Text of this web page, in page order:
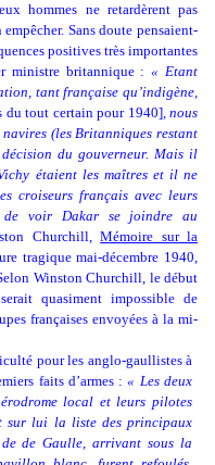
hommes ne retardèrent pas
Sans doute pensaient-
positives très importantes
ministre britannique :«Etant
tant française qu’indigène,
du tout certain pour 1940], nous
(les Britanniques restant
du gouverneur. Mais il
étaient les maîtres et il ne
croiseurs français avec leurs
de voir Dakar se joindre au
Churchill,Mémoire sur la
tragique mai-décembre 1940,
Winston Churchill, le début
quasiment impossible de
françaises envoyées à la mi-
pour les anglo-gaullistes à
faits d’armes :« Les deux
local et leurs pilotes
sur lui la liste des principaux
de de Gaulle, arrivant sous la